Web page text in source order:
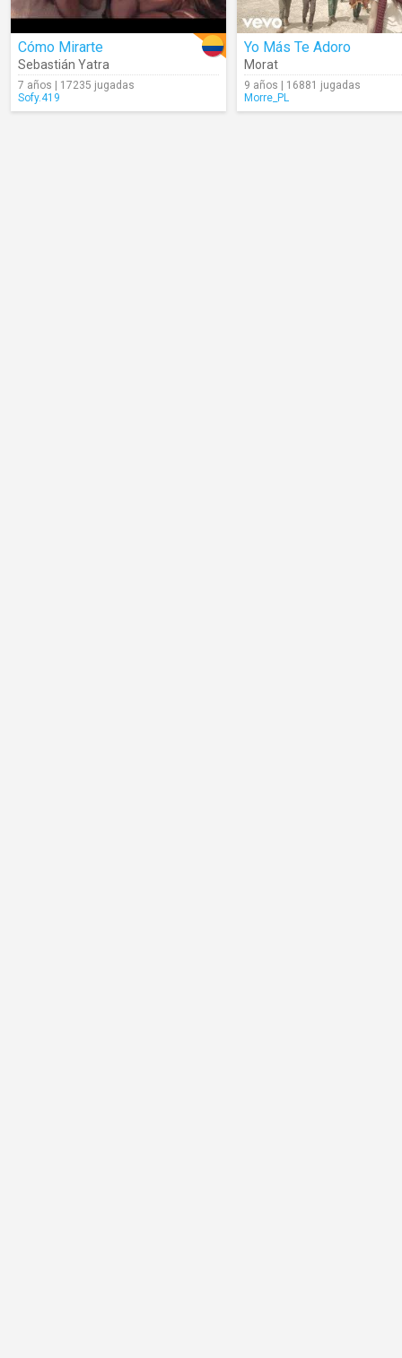
Cómo Mirarte
Sebastián Yatra
7 años | 17235 jugadas
Sofy.419
Yo Más Te Adoro
Morat
9 años | 16881 jugadas
Morre_PL